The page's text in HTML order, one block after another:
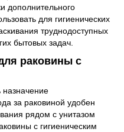
дополнительного
для гигиенических
труднодоступных
бытовых задач.
раковины с
за раковиной удобен
рядом с унитазом
с гигиеническим